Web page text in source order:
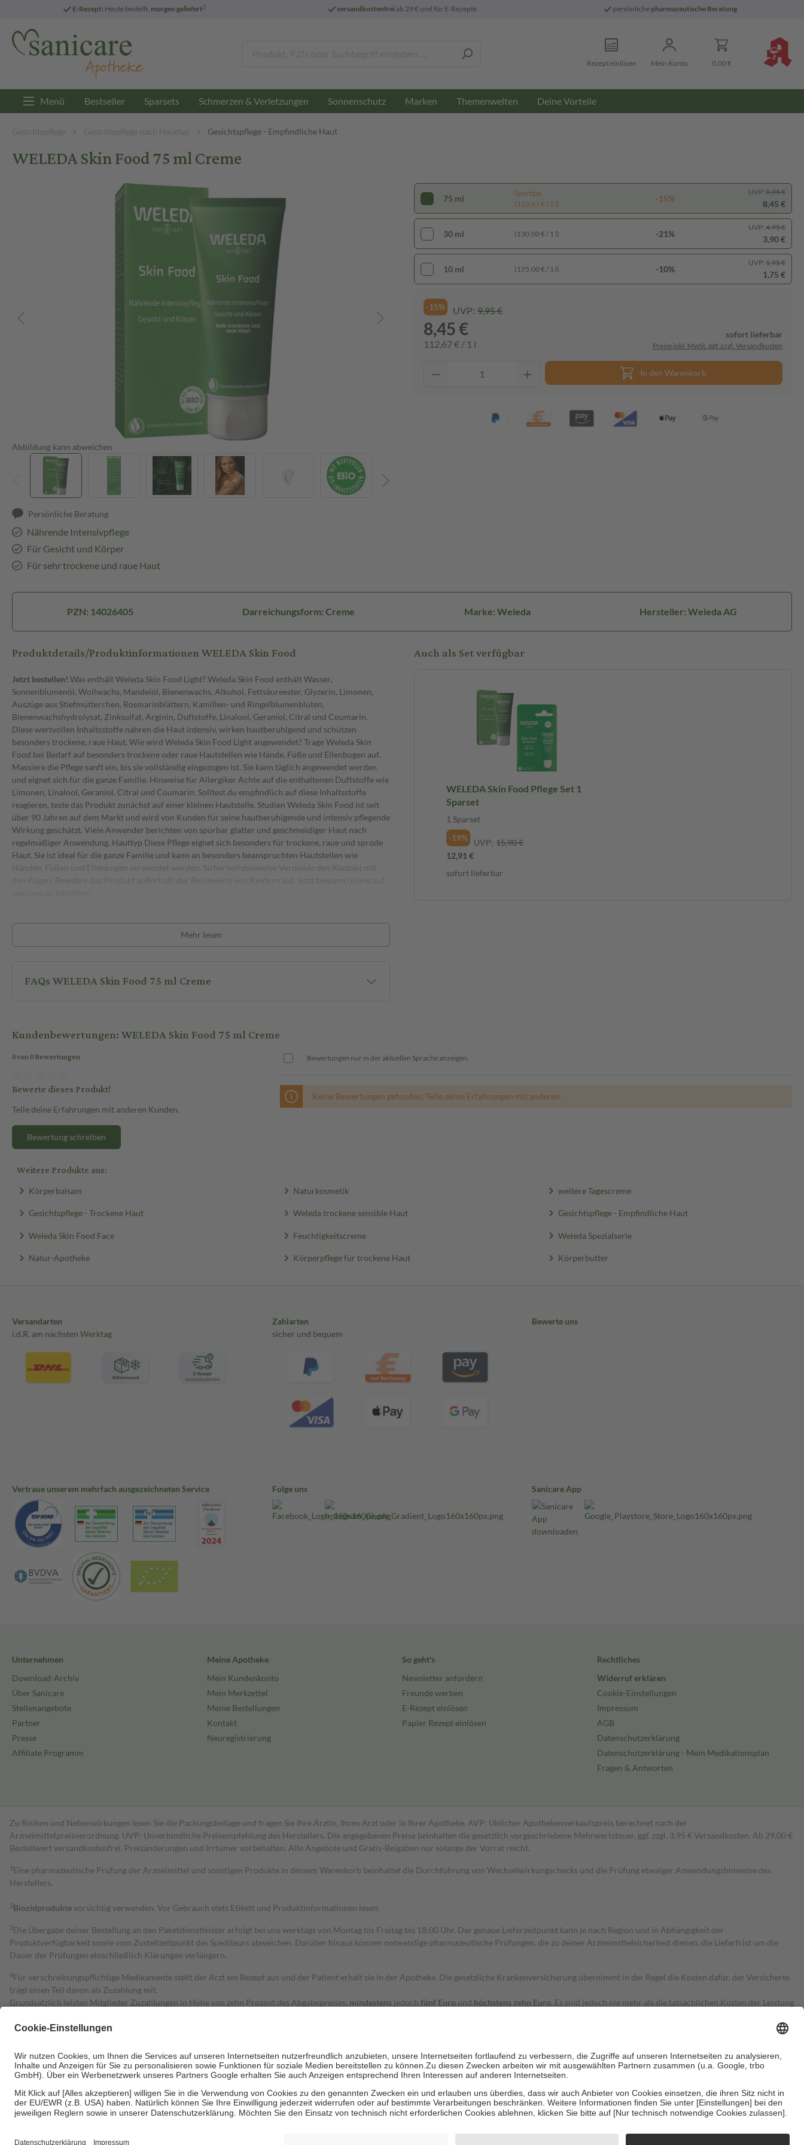
E-Rezept: Heute bestellt, morgen geliefert3 versandkostenfreiab 29 € und für E-Rezepte persönliche pharmazeutische Beratung
Rezept einlösen Mein Konto 0,00 €
Menü Bestseller Sparsets Schmerzen & Verletzungen Sonnenschutz Marken Themenwelten Deine Vorteile
Gesichtspflege Gesichtspflege nach Hauttyp Gesichtspflege - Empfindliche Haut
WELEDA Skin Food 75 ml Creme
Abbildung kann abweichen
Persönliche Beratung
Nährende Intensivpflege
Für Gesicht und Körper
Für sehr trockene und raue Haut
75 ml
Spartipp
(112,67 € / 1 l)
-15%
UVP: 9,95 €
8,45 €
30 ml (130,00 € / 1 l) -21%
UVP: 4,95 €
3,90 €
10 ml (175,00 € / 1 l) -10%
UVP: 1,95 €
1,75 €
-15% UVP: 9,95 €
8,45 €
112,67 € / 1 l
sofort lieferbar
Preise inkl. MwSt. ggf. zzgl. Versandkosten
In den Warenkorb
PZN: 14026405 Darreichungsform: Creme Marke: Weleda Hersteller: Weleda AG
Produktdetails/Produktinformationen WELEDA Skin Food
Jetzt bestellen! Was enthält Weleda Skin Food Light? Weleda Skin Food enthält Wasser,
Sonnenblumenöl, Wollwachs, Mandelöl, Bienenwachs, Alkohol, Fettsäureester, Glyzerin, Limonen,
Auszüge aus Stiefmütterchen, Rosmarinblättern, Kamillen- und Ringelblumenblüten,
Bienenwachshydrolysat, Zinksulfat, Arginin, Duftstoffe, Linalool, Geraniol, Citral und Coumarin.
Diese wertvollen Inhaltsstoffe nähren die Haut intensiv, wirken hautberuhigend und schützen
besonders trockene, raue Haut. Wie wird Weleda Skin Food Light angewendet? Trage Weleda Skin
Food bei Bedarf auf besonders trockene oder raue Hautstellen wie Hände, Füße und Ellenbogen auf.
Massiere die Pflege sanft ein, bis sie vollständig eingezogen ist. Sie kann täglich angewendet werden
und eignet sich für die ganze Familie. Hinweise für Allergiker Achte auf die enthaltenen Duftstoffe wie
Limonen, Linalool, Geraniol, Citral und Coumarin. Solltest du empfindlich auf diese Inhaltsstoffe
reagieren, teste das Produkt zunächst auf einer kleinen Hautstelle. Studien Weleda Skin Food ist seit
über 90 Jahren auf dem Markt und wird von Kunden für seine hautberuhigende und intensiv pflegende
Wirkung geschätzt. Viele Anwender berichten von spürbar glatter und geschmeidiger Haut nach
regelmäßiger Anwendung. Hauttyp Diese Pflege eignet sich besonders für trockene, raue und spröde
Haut. Sie ist ideal für die ganze Familie und kann an besonders beanspruchten Hautstellen wie
Händen, Füßen und Ellenbogen verwendet werden. Sicherheitshinweise Vermeide den Kontakt mit
Mehr lesen
FAQs WELEDA Skin Food 75 ml Creme
Auch als Set verfügbar
WELEDA Skin Food Pflege Set 1
Sparset
1 Sparset
-19%
UVP: 15,90 €
12,91 €
sofort lieferbar
Kundenbewertungen: WELEDA Skin Food 75 ml Creme
0 von 0 Bewertungen
Bewerte dieses Produkt!
Teile deine Erfahrungen mit anderen Kunden.
Bewertung schreiben
Bewertungen nur in der aktuellen Sprache anzeigen.
Keine Bewertungen gefunden. Teile deine Erfahrungen mit anderen.
Weitere Produkte aus:
Körperbalsam Naturkosmetik weitere Tagescreme
Gesichtspflege - Trockene Haut Weleda trockene sensible Haut Gesichtspflege - Empfindliche Haut
Weleda Skin Food Face Feuchtigkeitscreme Weleda Spezialserie
Natur-Apotheke Körperpflege für trockene Haut Körperbutter
Versandarten
i.d.R. am nächsten Werktag
Zahlarten
sicher und bequem
Bewerte uns
Vertraue unserem mehrfach ausgezeichneten Service Folge uns Sanicare App
Unternehmen
Download-Archiv
Über Sanicare
Stellenangebote
Partner
Presse
Affiliate Programm
Meine Apotheke
Mein Kundenkonto
Mein Merkzettel
Meine Bestellungen
Kontakt
Neuregistrierung
So geht's
Newsletter anfordern
Freunde werben
E-Rezept einlösen
Papier Rezept einlösen
Rechtliches
Widerruf erklären
Cookie-Einstellungen
Impressum
AGB
Datenschutzerklärung
Datenschutzerklärung - Mein Medikationsplan
Fragen & Antworten
Zu Risiken und Nebenwirkungen lesen Sie die Packungsbeilage und fragen Sie Ihre Ärztin, Ihren Arzt oder in Ihrer Apotheke. AVP: Üblicher Apothekenverkaufspreis berechnet nach der
Arzneimittelpreisverordnung. UVP: Unverbindliche Preisempfehlung des Herstellers. Die angegebenen Preise beinhalten die gesetzlich vorgeschriebene Mehrwertsteuer, ggf. zzgl. 3,95 € Versandkosten. Ab 29,00 €
Bestell­wert versand­kosten­frei. Preisänderungen und Irrtümer vorbehalten. Alle Angebote und Gratis-Beigaben nur solange der Vorrat reicht.
1 Eine pharmazeutische Prüfung der Arzneimittel und sonstigen Produkte in deinem Warenkorb beinhaltet die Durchführung von Wechselwirkungschecks und die Prüfung etwaiger Anwendungshinweise des
Herstellers.
2Biozidproduktevorsichtig verwenden. Vor Gebrauch stets Etikett und Produktinformationen lesen.
3Die Übergabe deiner Bestellung an den Paketdienstleister erfolgt bei uns werktags von Montag bis Freitag bis 18:00 Uhr. Der genaue Lieferzeitpunkt kann je nach Region und in Abhängigkeit der
Produktverfügbarkeit sowie vom Zustellzeitpunkt des Spediteurs abweichen. Darüber hinaus können notwendige pharmazeutische Prüfungen, die zu deiner Arzneimittelsicherheit dienen, die Lieferfrist um die
Dauer der Prüfungen einschließlich Klärungen verlängern.
4Für verschreibungspflichtige Medikamente stellt der Arzt ein Rezept aus und der Patient erhält sie in der Apotheke. Die gesetzliche Krankenversicherung übernimmt in der Regel die Kosten dafür, der Versicherte
trägt einen Teil davon als Zuzahlung mit.
Grundsätzlich leisten Mitglieder Zuzahlungen in Höhe von zehn Prozent des Abgabepreises, mindestens jedoch fünf Euro und höchstens zehn Euro. Es sind jedoch nie mehr als die tatsächlichen Kosten der Leistung
Diese Regeln gelten grundsätzlich auch für Online-Apotheken.
Um das Engagement der Versicherten für ihre eigene Gesundheit zu stärken und die besondere Stellung der Familie zu unterstützen, fallenkeine Zuzahlungen an bei:
• Kindern und Jugendlichen bis zum vollendeten 18. Lebensjahr mit Ausnahme der Fahrkosten
• Untersuchungen zur Vorsorge und Früherkennung, die von der GKV getragen werden
• empfohlenen Schutzimpfungen
• Harn- und Blutteststreifen
Informationen findest du hier: https://help.etrusted.com/hc/de/articles/4419944605341